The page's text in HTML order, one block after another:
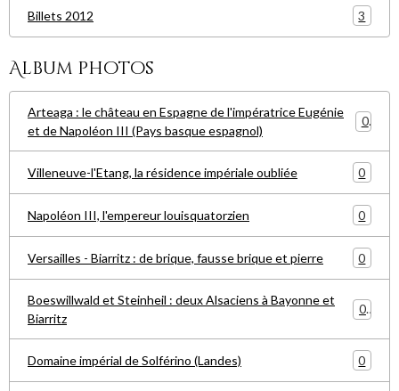
Billets 2012 3
Album photos
Arteaga : le château en Espagne de l'impératrice Eugénie
et de Napoléon III (Pays basque espagnol)
0
Villeneuve-l'Etang, la résidence impériale oubliée 0
Napoléon III, l'empereur louisquatorzien 0
Versailles - Biarritz : de brique, fausse brique et pierre 0
Boeswillwald et Steinheil : deux Alsaciens à Bayonne et
Biarritz
0
Domaine impérial de Solférino (Landes) 0